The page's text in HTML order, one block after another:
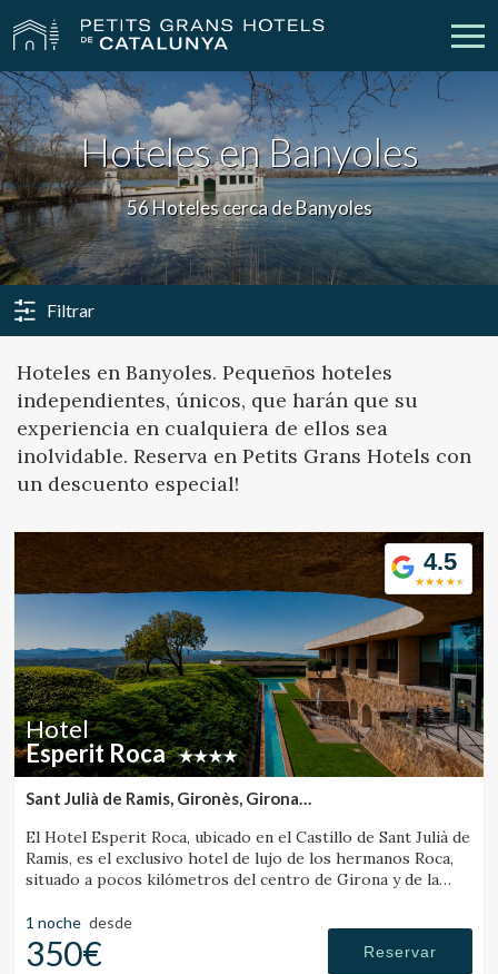
Nuestros Hoteles Escapadas
Bodas Empresas
Cheques Regalo Descubre Catalunya
vpn_key Iniciar sesión person Crear cuenta
CA ES EN FR
Hoteles en Banyoles
56 Hoteles cerca de Banyoles
Filtrar
Hoteles en Banyoles. Pequeños hoteles
independientes, únicos, que harán que su
experiencia en cualquiera de ellos sea
inolvidable. Reserva en Petits Grans Hotels con
un descuento especial!
4.5
Hotel
Esperit Roca
Sant Julià de Ramis, Gironès, Girona
El Hotel Esperit Roca, ubicado en el Castillo de Sant Julià de
Ramis, es el exclusivo hotel de lujo de los hermanos Roca,
situado a pocos kilómetros del centro de Girona y de la
1 noche desde
350€ Reservar